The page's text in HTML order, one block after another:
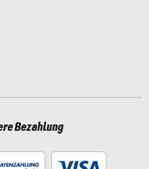
Bezahlung